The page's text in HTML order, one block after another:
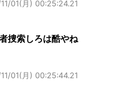
01(月) 00:25:24.21
捜索しろは酷やね
01(月) 00:25:44.21